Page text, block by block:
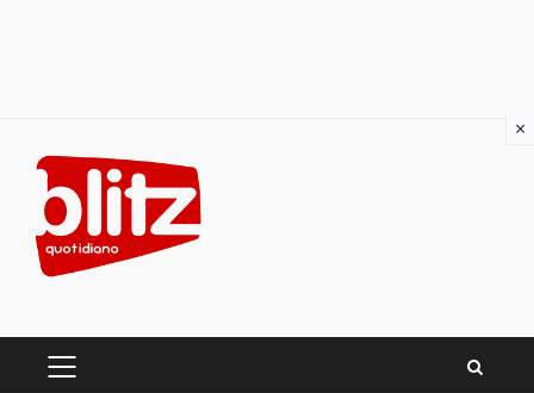
content
PRIMARY
×